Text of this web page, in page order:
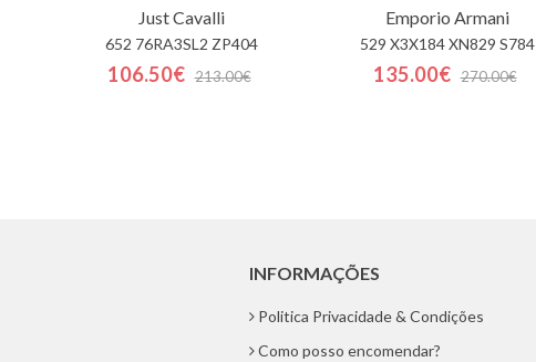
Just Cavalli
652 76RA3SL2 ZP404
106.50€ 213.00€
Emporio Armani
529 X3X184 XN829 S784
135.00€ 270.00€
INFORMAÇÕES
Politica Privacidade & Condições
Como posso encomendar?